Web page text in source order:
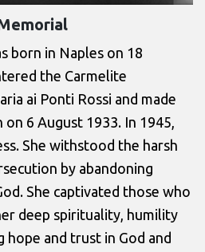
born in Naples on 18
the Carmelite
ai Ponti Rossi and made
6 August 1933. In 1945,
She withstood the harsh
by abandoning
She captivated those who
deep spirituality, humility
hope and trust in God and